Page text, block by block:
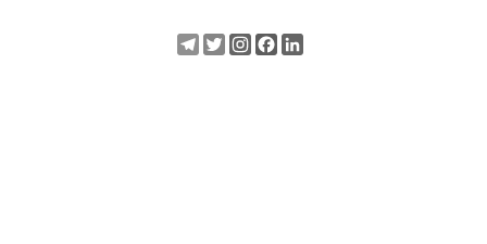
Telegram
TwitterInstagramFacebook